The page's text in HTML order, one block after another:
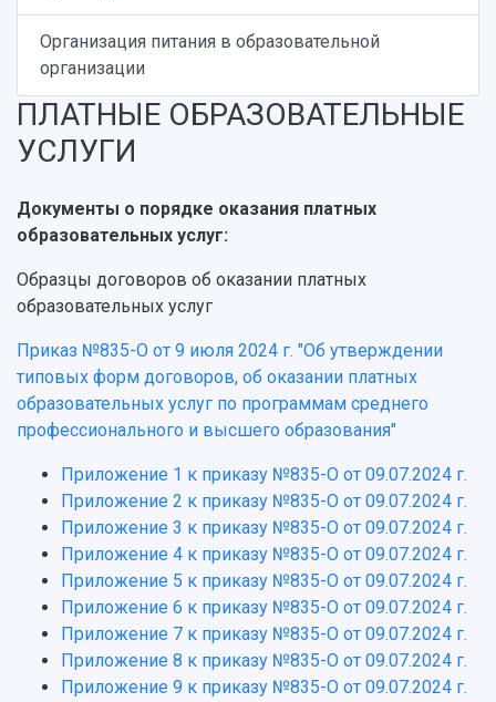
НАЗАД
Об университете
История
Рейтинги
Руководство
Наблюдательный совет
Ученый совет
Ректорат
Кадровый резерв
Персоналии
Сотрудники и преподаватели
Заслуженные деятели
Новости
Главные новости
Объявления
События
СМИ об университете
Пресс-центр
Газета "Полет"
Газета "Самарский университет"
Мы в соцсетях
Мультимедиа
Подкасты
Образование
Почему я выбираю Самарский университет?
Бакалавриат и специалитет
Магистратура
Аспирантура
Формы обучения
Учебные планы
Дополнительное образование
Институты и факультеты
Образовательные программы
Профессорско-преподавательский состав
Расписание занятий
Научно-исследовательская деятельность
Основные научные направления
Диссертационные советы
Подготовка научных кадров
Конкурс на замещение должностей научных
работников
Научно-технический совет
Научные проекты и темы
Аспирантура и докторантура
Справочные материалы
Научная инфраструктура
Научно-исследовательские подразделения
Организация питания в образовательной
организации
ПЛАТНЫЕ ОБРАЗОВАТЕЛЬНЫЕ
УСЛУГИ
Документы о порядке оказания платных
образовательных услуг:
Образцы договоров об оказании платных
образовательных услуг
Приказ №835-О от 9 июля 2024 г. "Об утверждении
типовых форм договоров, об оказании платных
образовательных услуг по программам среднего
профессионального и высшего образования"
Приложение 1 к приказу №835-О от 09.07.2024 г.
Приложение 2 к приказу №835-О от 09.07.2024 г.
Приложение 3 к приказу №835-О от 09.07.2024 г.
Приложение 4 к приказу №835-О от 09.07.2024 г.
Приложение 5 к приказу №835-О от 09.07.2024 г.
Приложение 6 к приказу №835-О от 09.07.2024 г.
Приложение 7 к приказу №835-О от 09.07.2024 г.
Приложение 8 к приказу №835-О от 09.07.2024 г.
Приложение 9 к приказу №835-О от 09.07.2024 г.